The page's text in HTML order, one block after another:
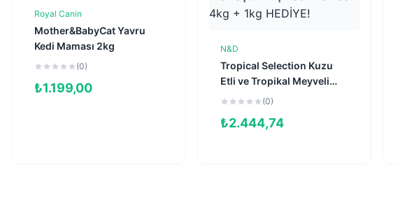
Sepete Ekle
Royal Canin
Mother&BabyCat Yavru
Kedi Maması 2kg
(0)
₺1.199,00
N&D
Tropical Selection Kuzu
Etli ve Tropikal Meyveli
Kısırlaştırılmış Kedi
(0)
₺2.444,74